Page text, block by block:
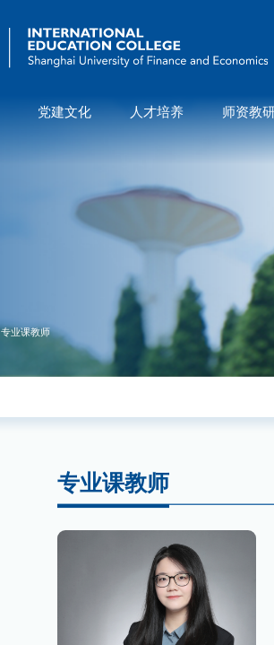
党建文化 人才培养 师资教
专业课教师
专业课教师